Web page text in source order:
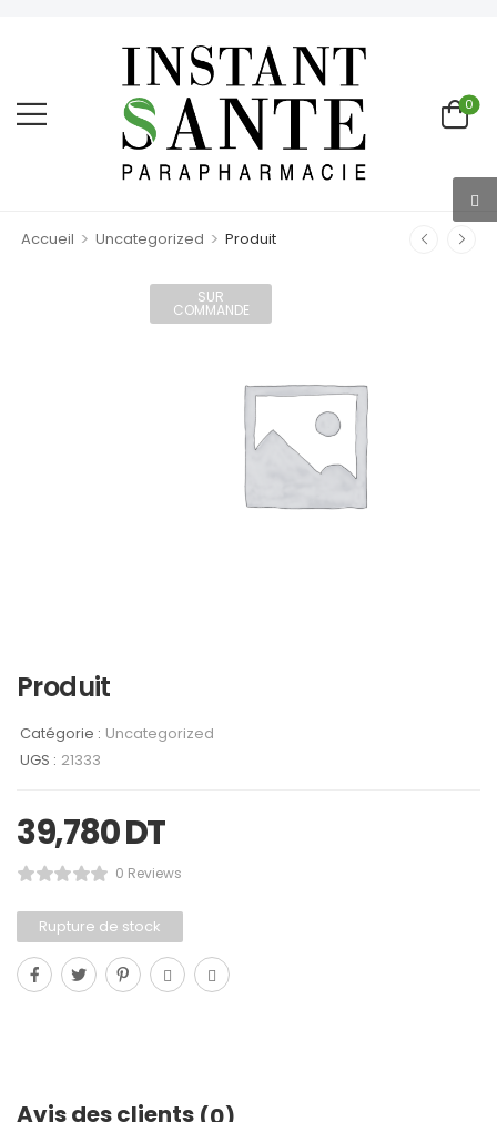
0
Accueil > Uncategorized > Produit
SUR
COMMANDE
Produit
Catégorie : Uncategorized
UGS : 21333
39,780DT
0 Reviews
Rupture de stock
Avis des clients